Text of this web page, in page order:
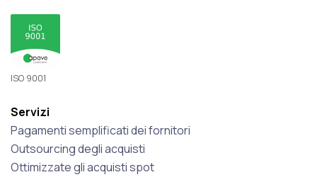
ISO 9001
Servizi
Pagamenti semplificati dei fornitori
Outsourcing degli acquisti
Ottimizzate gli acquisti spot